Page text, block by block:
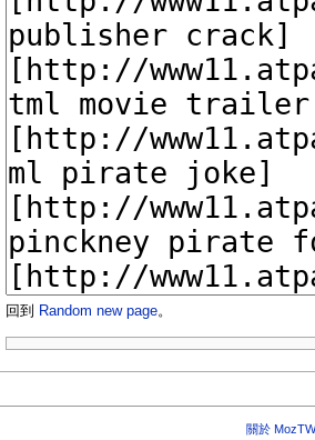
回到 Random new page。
關於